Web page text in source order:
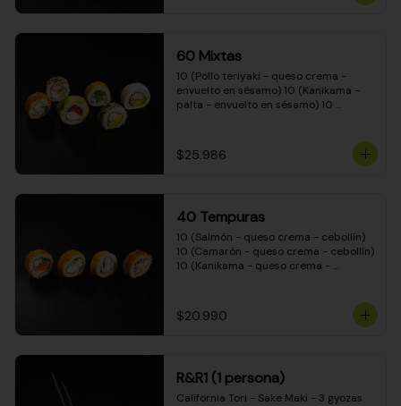
(Pimentón - queso crema - cebollín -
envuelto en masa tempura)
60 Mixtas
10 (Pollo teriyaki - queso crema -
envuelto en sésamo) 10 (Kanikama -
palta - envuelto en sésamo) 10
envuelto en queso crema) 10
(Camarón - queso crema - cebollín -
$25.986
40 Tempuras
10 (Salmón - queso crema - cebollín)
10 (Camarón - queso crema - cebollín)
10 (Kanikama - queso crema -
$20.990
R&R1 (1 persona)
California Tori - Sake Maki - 3 gyozas